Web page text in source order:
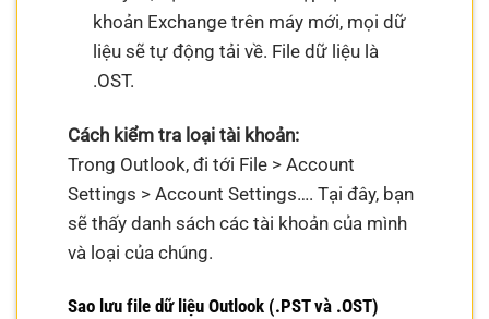
khoản Exchange trên máy mới, mọi dữ
liệu sẽ tự động tải về. File dữ liệu là
.OST.
Cách kiểm tra loại tài khoản:
Trong Outlook, đi tới File > Account
Settings > Account Settings…. Tại đây, bạn
sẽ thấy danh sách các tài khoản của mình
và loại của chúng.
Sao lưu file dữ liệu Outlook (.PST và .OST)